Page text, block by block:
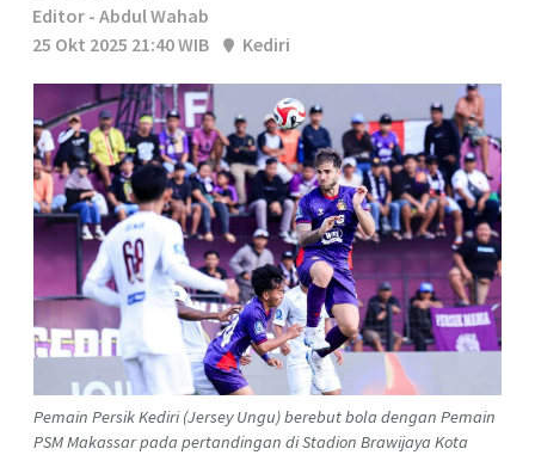
Editor - Abdul Wahab
25 Okt 2025 21:40 WIB
Kediri
Pemain Persik Kediri (Jersey Ungu) berebut bola dengan Pemain
PSM Makassar pada pertandingan di Stadion Brawijaya Kota